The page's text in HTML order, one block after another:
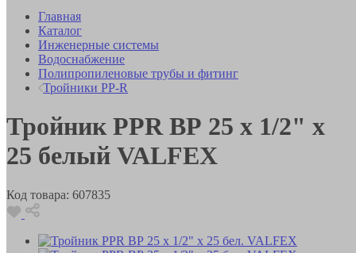
Главная
Каталог
Инженерные системы
Водоснабжение
Полипропиленовые трубы и фитинг
Тройники PP-R
Тройник PPR ВР 25 х 1/2" х
25 белый VALFEX
Код товара: 607835